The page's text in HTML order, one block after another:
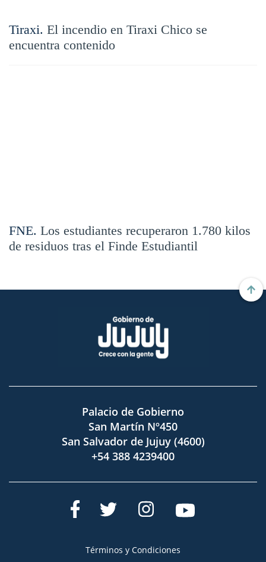
Tiraxi. El incendio en Tiraxi Chico se
encuentra contenido
FNE. Los estudiantes recuperaron 1.780 kilos
de residuos tras el Finde Estudiantil
Palacio de Gobierno
San Martín Nº450
San Salvador de Jujuy (4600)
+54 388 4239400
Términos y Condiciones